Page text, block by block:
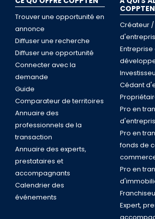
Trouver une opportunité en
annonce
Diffuser une recherche
Diffuser une opportunité
Connecter avec la
demande
Guide
Comparateur de territoires
Annuaire des
professionnels de la
transaction
Annuaire des experts,
prestataires et
accompagnants
Calendrier des
événements
COPPTEN
Créateur
Entreprise
Cédant
Pro en
Pro en
fonds de
Pro en
Expert,